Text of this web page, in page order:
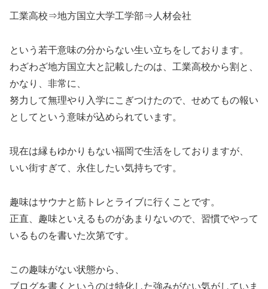
工業高校⇒地方国立大学工学部⇒人材会社
という若干意味の分からない生い立ちをしております。
わざわざ地方国立大と記載したのは、工業高校から割と、
かなり、非常に、
努力して無理やり入学にこぎつけたので、せめてもの報い
としてという意味が込められています。
現在は縁もゆかりもない福岡で生活をしておりますが、
いい街すぎて、永住したい気持ちです。
趣味はサウナと筋トレとライブに行くことです。
正直、趣味といえるものがあまりないので、習慣でやって
いるものを書いた次第です。
この趣味がない状態から、
ブログを書くというのは特化した強みがない気がしていま